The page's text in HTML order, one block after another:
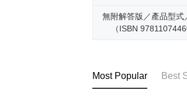
無附解答版／產品型式
（ISBN
Most Popular Best